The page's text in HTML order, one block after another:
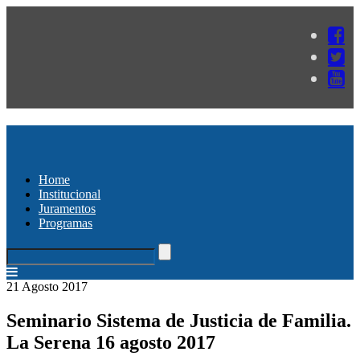
Home
Institucional
Juramentos
Programas
21 Agosto 2017
Seminario Sistema de Justicia de Familia.
La Serena 16 agosto 2017